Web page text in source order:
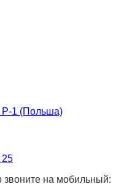
Р-1 (Польша)
25
звоните на мобильный: